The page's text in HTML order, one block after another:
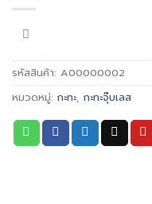
รหัสสินค้า: A00000002
หมวดหมู่: กะทะ, กะทะจุ๊บเลส